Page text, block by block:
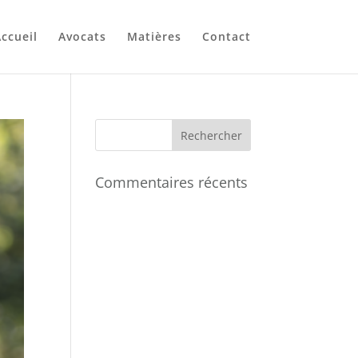
Avocats Matières Contact
Commentaires récents